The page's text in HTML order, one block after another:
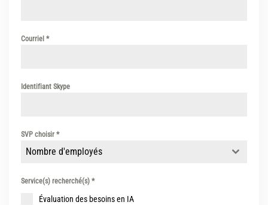
Courriel *
Identifiant Skype
SVP choisir *
Nombre d'employés
Service(s) recherché(s) *
Évaluation des besoins en IA